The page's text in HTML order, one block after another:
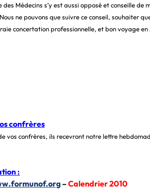
Médecins s’y est aussi opposé et conseille de
ne pouvons que suivre ce conseil, souhaiter
concertation professionnelle, et bon voyage
confrères
vos confrères, ils recevront notre lettre
:
–Calendrier 2010